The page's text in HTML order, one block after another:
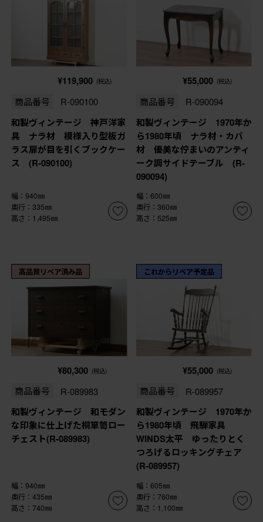
¥119,900 (税込)
商品番号 R-090100
和製ヴィンテージ 神戸洋家
具 ナラ材 模様入り型板ガ
ラス扉が目を引くブックケー
ス (R-090100)
幅：940㎜
奥行：335㎜
高さ：1,495㎜
¥55,000 (税込)
商品番号 R-090094
和製ヴィンテージ 1970年か
ら1980年頃 ナラ材・カバ
材 優美な佇まいのアンティ
ーク調サイドテーブル (R-
090094)
幅：600㎜
奥行：360㎜
高さ：525㎜
高品質リペア済み品
¥80,300 (税込)
商品番号 R-089983
和製ヴィンテージ 和モダン
な印象に仕上げた桐箪笥ロー
チェスト(R-089983)
幅：940㎜
奥行：435㎜
高さ：740㎜
これからリペア予定品
¥55,000 (税込)
商品番号 R-089957
和製ヴィンテージ 1970年か
ら1980年頃 飛騨家具
WINDS太平 ゆったりとく
つろげるロッキングチェア
(R-089957)
幅：605㎜
奥行：760㎜
高さ：1,100㎜